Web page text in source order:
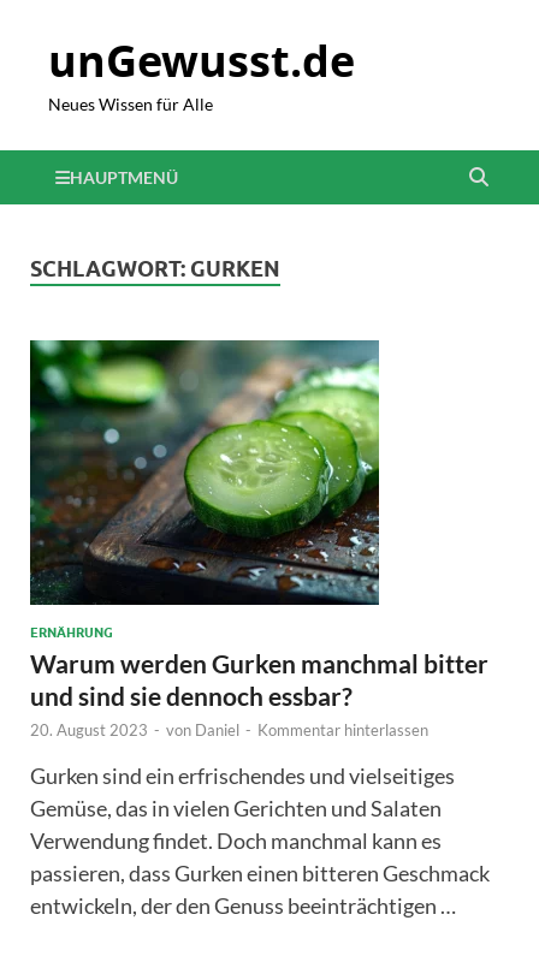
unGewusst.de
Neues Wissen für Alle
HAUPTMENÜ
SCHLAGWORT: GURKEN
ERNÄHRUNG
Warum werden Gurken manchmal bitter
und sind sie dennoch essbar?
20. August 2023 - von Daniel - Kommentar hinterlassen
Gurken sind ein erfrischendes und vielseitiges
Gemüse, das in vielen Gerichten und Salaten
Verwendung findet. Doch manchmal kann es
passieren, dass Gurken einen bitteren Geschmack
entwickeln, der den Genuss beeinträchtigen …